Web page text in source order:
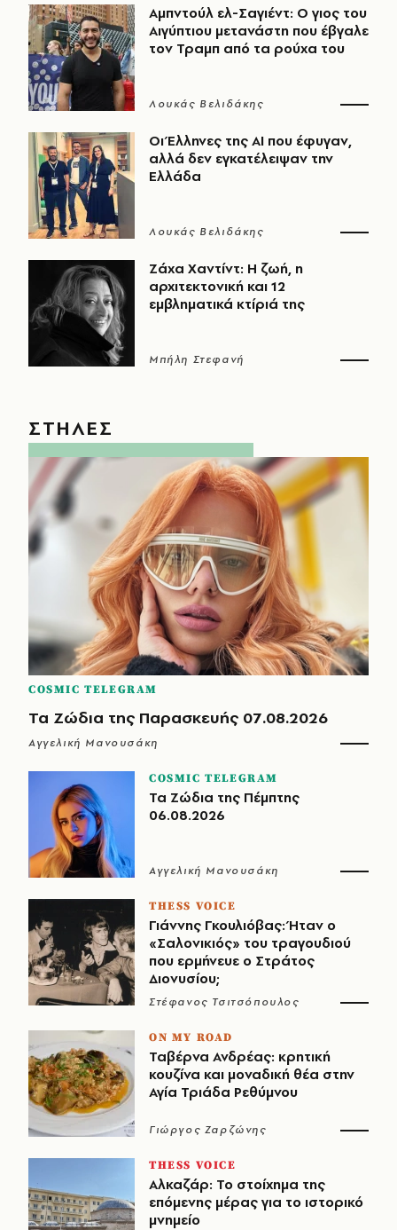
Αμπντούλ ελ-Σαγιέντ: Ο γιος του
Αιγύπτιου μετανάστη που έβγαλε
τον Τραμπ από τα ρούχα του
Λουκάς Βελιδάκης
Οι Έλληνες της ΑΙ που έφυγαν,
αλλά δεν εγκατέλειψαν την
Ελλάδα
Λουκάς Βελιδάκης
Ζάχα Χαντίντ: Η ζωή, η
αρχιτεκτονική και 12
εμβληματικά κτίριά της
Μπήλη Στεφανή
ΣΤΗΛΕΣ
COSMIC TELEGRAM
Τα Ζώδια της Παρασκευής 07.08.2026
Αγγελική Μανουσάκη
COSMIC TELEGRAM
Τα Ζώδια της Πέμπτης
06.08.2026
Αγγελική Μανουσάκη
THESS VOICE
Γιάννης Γκουλιόβας: Ήταν ο
«Σαλονικιός» του τραγουδιού
που ερμήνευε ο Στράτος
Διονυσίου;
Στέφανος Τσιτσόπουλος
ON MY ROAD
Ταβέρνα Ανδρέας: κρητική
κουζίνα και μοναδική θέα στην
Αγία Τριάδα Ρεθύμνου
Γιώργος Ζαρζώνης
THESS VOICE
Αλκαζάρ: Το στοίχημα της
επόμενης μέρας για το ιστορικό
μνημείο